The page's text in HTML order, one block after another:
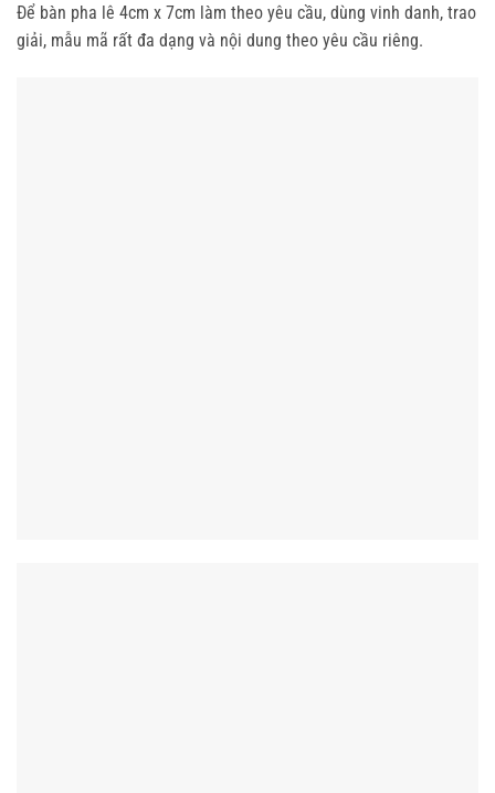
Để bàn pha lê 4cm x 7cm làm theo yêu cầu, dùng vinh danh, trao
giải, mẫu mã rất đa dạng và nội dung theo yêu cầu riêng.